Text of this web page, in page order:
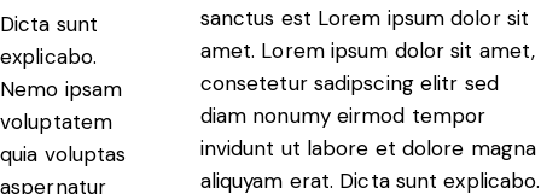
Dicta sunt
explicabo.
Nemo ipsam
voluptatem
quia voluptas
aspernatur
sanctus est Lorem ipsum dolor sit
amet. Lorem ipsum dolor sit amet,
consetetur sadipscing elitr sed
diam nonumy eirmod tempor
invidunt ut labore et dolore magna
aliquyam erat. Dicta sunt explicabo.